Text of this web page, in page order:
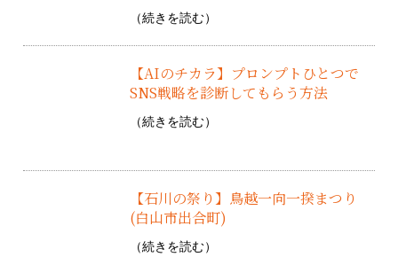
（続きを読む）
【AIのチカラ】プロンプトひとつで
SNS戦略を診断してもらう方法
（続きを読む）
【石川の祭り】鳥越一向一揆まつり
(白山市出合町)
（続きを読む）